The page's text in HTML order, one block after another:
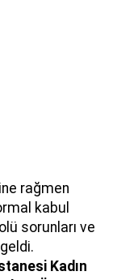
rağmen
kabul
sorunları ve
Kadın